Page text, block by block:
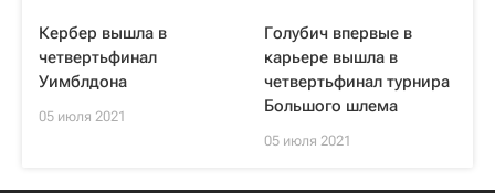
Кербер вышла в
четвертьфинал
Уимблдона
05 июля 2021
Голубич впервые в
карьере вышла в
четвертьфинал турнира
Большого шлема
05 июля 2021